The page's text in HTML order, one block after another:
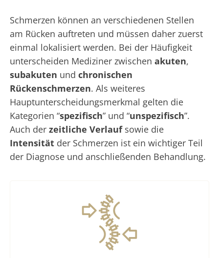
Schmerzen können an verschiedenen Stellen
am Rücken auftreten und müssen daher zuerst
einmal lokalisiert werden. Bei der Häufigkeit
unterscheiden Mediziner zwischen akuten,
subakuten und chronischen
Rückenschmerzen. Als weiteres
Hauptunterscheidungsmerkmal gelten die
Kategorien “spezifisch” und “unspezifisch”.
Auch der zeitliche Verlauf sowie die
Intensität der Schmerzen ist ein wichtiger Teil
der Diagnose und anschließenden Behandlung.